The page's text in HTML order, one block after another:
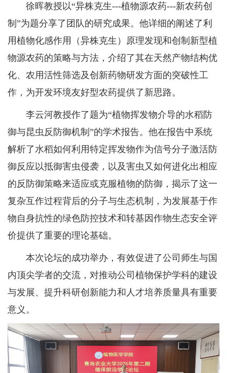
徐晖教授以“异株克生---植物源农药---新农药创
制”为题分享了团队的研究成果。他详细的阐述了利
用植物化感作用（异株克生）原理发现和创制新型植
物源农药的策略与方法，介绍了其在天然产物结构优
化、农用活性筛选及创新药物研发方面的突破性工
作，为开发环境友好型农药提供了新思路。
李云河教授作了题为“植物挥发物介导的水稻防
御与昆虫反防御机制”的学术报告。他在报告中系统
解析了水稻如何利用特定挥发物作为信号分子激活防
御反应以抵御害虫侵袭，以及害虫又如何进化出相应
的反防御策略来适应或克服植物的防御，揭示了这一
复杂互作过程背后的分子与生态机制，为发展基于作
物自身抗性的绿色防控技术和转基因作物生态安全评
价提供了重要的理论基础。
本次论坛的成功举办，有效促进了公司师生与国
内顶尖学者的交流，对推动公司植物保护学科的建设
与发展、提升科研创新能力和人才培养质量具有重要
意义。